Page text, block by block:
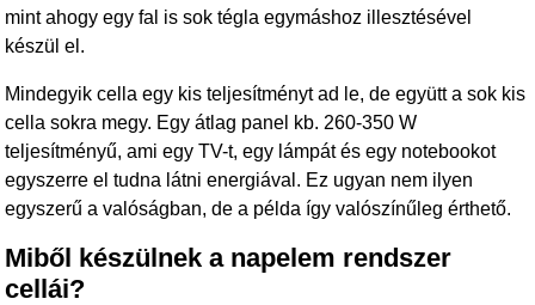
mint ahogy egy fal is sok tégla egymáshoz illesztésével
készül el.
Mindegyik cella egy kis teljesítményt ad le, de együtt a sok kis
cella sokra megy. Egy átlag panel kb. 260-350 W
teljesítményű, ami egy TV-t, egy lámpát és egy notebookot
egyszerre el tudna látni energiával. Ez ugyan nem ilyen
egyszerű a valóságban, de a példa így valószínűleg érthető.
Miből készülnek a napelem rendszer
cellái?